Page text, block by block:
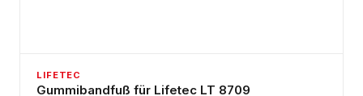
LIFETEC
Gummibandfuß für Lifetec LT 8709